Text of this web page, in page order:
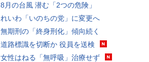
8月の台風 潜む「2つの危険」
れいわ「いのちの党」に変更へ
無期刑の「終身刑化」傾向続く
道路標識を切断か 役員を送検
女性はねる「無呼吸」治療せず